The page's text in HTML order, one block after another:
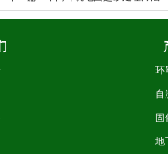
环
自
固
地